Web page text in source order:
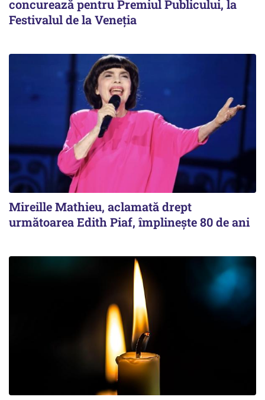
concurează pentru Premiul Publicului, la
Festivalul de la Veneția
Mireille Mathieu, aclamată drept
următoarea Edith Piaf, împlinește 80 de ani